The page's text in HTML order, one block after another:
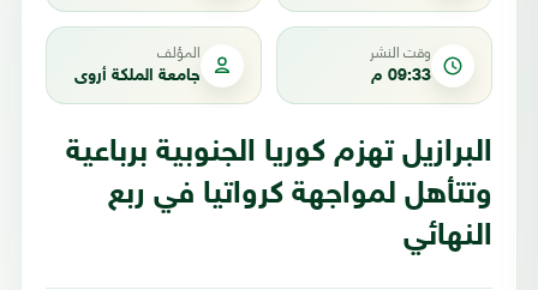
وقت النشر
09:33 م
المؤلف
جامعة الملكة أروى
البرازيل تهزم كوريا الجنوبية برباعية
وتتأهل لمواجهة كرواتيا في ربع
النهائي